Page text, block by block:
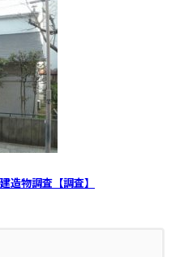
物調査【調査】